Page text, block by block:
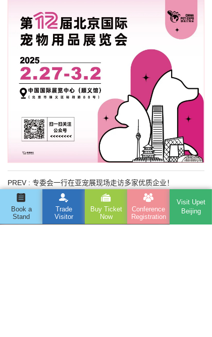
PREV : 专委会一行在亚宠展现场走访多家优质企业！
NEXT :
第三届中国宠物肠胃健康大会圆满落幕！豆柴引领肠胃
健康新风貌
Book a
Stand
Trade
Visitor
Buy Ticket
Now
Conference
Registration
Visit Upet
Beijing